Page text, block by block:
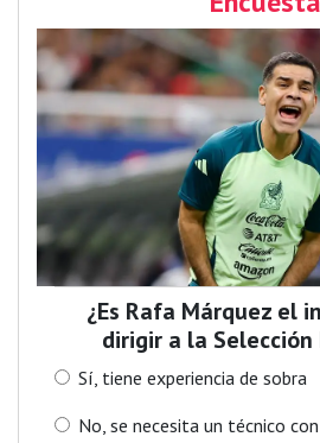
¿Es Rafa Márquez el
dirigir a la Selección
Sí, tiene experiencia de sobra
No, se necesita un técnico